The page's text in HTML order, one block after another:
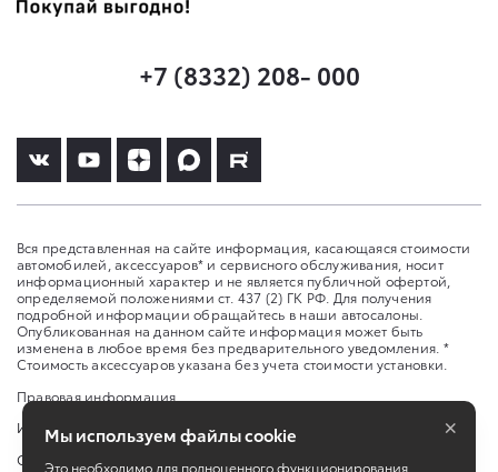
+7 (8332) 208- 000
Вся представленная на сайте информация, касающаяся стоимости
автомобилей, аксессуаров* и сервисного обслуживания, носит
информационный характер и не является публичной офертой,
определяемой положениями ст. 437 (2) ГК РФ. Для получения
подробной информации обращайтесь в наши автосалоны.
Опубликованная на данном сайте информация может быть
изменена в любое время без предварительного уведомления. *
Стоимость аксессуаров указана без учета стоимости установки.
Правовая информация
Изменить настройку cookies
Сбросить cookie
Мы используем файлы cookie
Это необходимо для полноценного функционирования
×